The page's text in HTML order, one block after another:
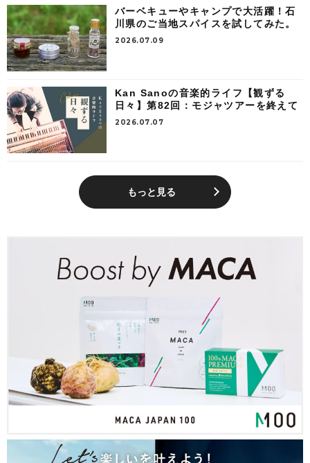
バーベキューやキャンプで大活躍！石
川県のご当地スパイスを試してみた。
2026.07.09
Kan Sanoの音楽的ライフ【観ずる
日々】第82回：モジャツアーを終えて
2026.07.07
もっと見る